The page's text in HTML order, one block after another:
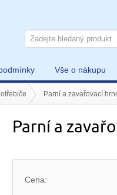
Vše o nákupu
Parní a zavařovací
Parní a
Cena: